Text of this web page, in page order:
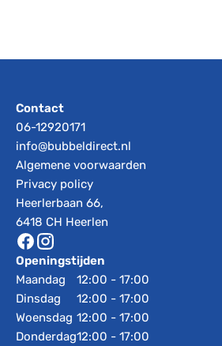
Contact
06-12920171
info@bubbeldirect.nl
Algemene voorwaarden
Privacy policy
Heerlerbaan 66,
6418 CH Heerlen
Openingstijden
Maandag
Dinsdag
Woensdag
Donderdag
12:00 - 17:00
12:00 - 17:00
12:00 - 17:00
12:00 - 17:00